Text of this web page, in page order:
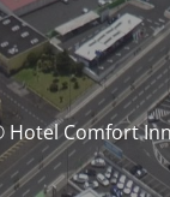
Hotel Comfort